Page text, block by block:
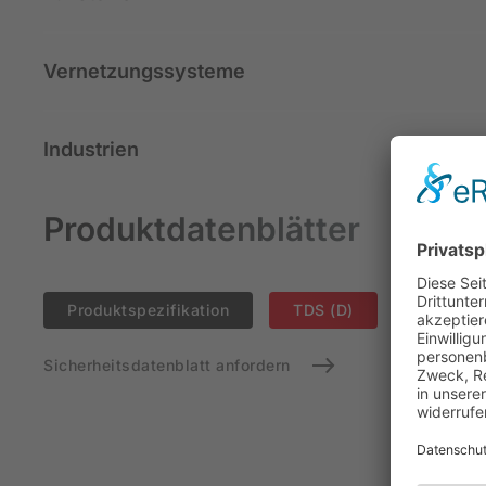
Vernetzungssysteme
Industrien
Produktdatenblätter
Produktspezifikation TDS (D) TDS
Sicherheitsdatenblatt anfordern